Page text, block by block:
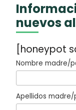
nuevos
[honeypot
Nombre madre/
Apellidos